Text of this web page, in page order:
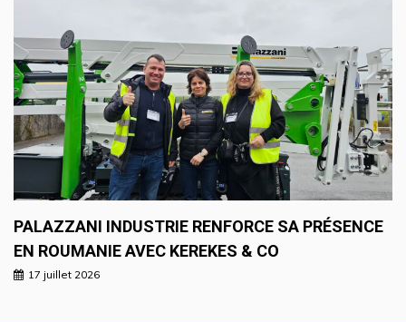
PALAZZANI INDUSTRIE RENFORCE SA PRÉSENCE
EN ROUMANIE AVEC KEREKES & CO
17 juillet 2026